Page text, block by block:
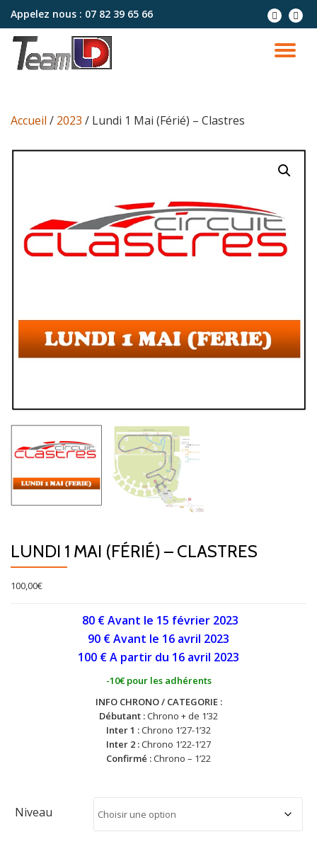
Aller
contenu
Appelez nous : 07 82 39 65 66
Accueil / 2023 / Lundi 1 Mai (Férié) – Clastres
LUNDI 1 MAI (FÉRIÉ) – CLASTRES
100,00€
80 € Avant le 15 février 2023
90 € Avant le 16 avril 2023
100 € A partir du 16 avril 2023
-10€ pour les adhérents
INFO CHRONO / CATEGORIE :
Débutant :Chrono + de 1’32
Inter 1 :Chrono 1’27-1’32
Inter 2 :Chrono 1’22-1’27
Confirmé :Chrono – 1’22
Niveau